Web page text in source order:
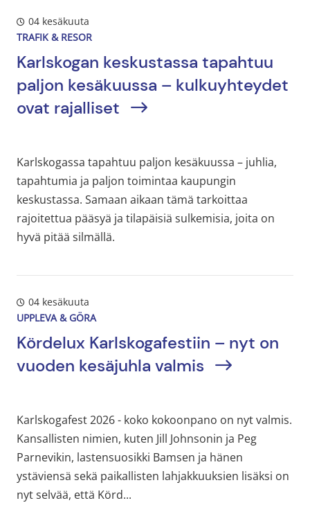
04 kesäkuuta
TRAFIK & RESOR
Karlskogan keskustassa tapahtuu
paljon kesäkuussa – kulkuyhteydet
ovat rajalliset
Karlskogassa tapahtuu paljon kesäkuussa – juhlia,
tapahtumia ja paljon toimintaa kaupungin
keskustassa. Samaan aikaan tämä tarkoittaa
rajoitettua pääsyä ja tilapäisiä sulkemisia, joita on
hyvä pitää silmällä.
04 kesäkuuta
UPPLEVA & GÖRA
Kördelux Karlskogafestiin – nyt on
vuoden kesäjuhla valmis
Karlskogafest 2026 - koko kokoonpano on nyt valmis.
Kansallisten nimien, kuten Jill Johnsonin ja Peg
Parnevikin, lastensuosikki Bamsen ja hänen
ystäviensä sekä paikallisten lahjakkuuksien lisäksi on
nyt selvää, että Körd...